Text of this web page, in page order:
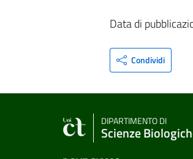
Data di
Condividi
DIPARTIMENTO DI
Scienze